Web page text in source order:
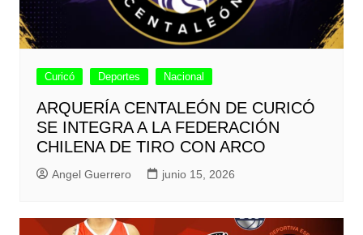
Curicó Deportes Nacional
ARQUERÍA CENTALEÓN DE CURICÓ
SE INTEGRA A LA FEDERACIÓN
CHILENA DE TIRO CON ARCO
Angel Guerrero junio 15, 2026